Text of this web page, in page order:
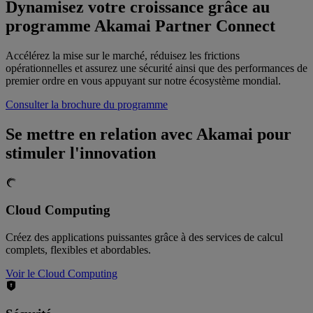
Dynamisez votre croissance grâce au
programme Akamai Partner Connect
Accélérez la mise sur le marché, réduisez les frictions
opérationnelles et assurez une sécurité ainsi que des performances de
premier ordre en vous appuyant sur notre écosystème mondial.
Consulter la brochure du programme
Se mettre en relation avec Akamai pour
stimuler l'innovation
Cloud Computing
Créez des applications puissantes grâce à des services de calcul
complets, flexibles et abordables.
Voir le Cloud Computing